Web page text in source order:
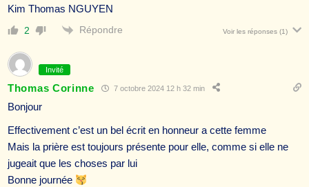
Kim Thomas NGUYEN
2 Répondre Voir les réponses (1)
Invité
Thomas Corinne 7 octobre 2024 12 h 32 min
Bonjour
Effectivement c’est un bel écrit en honneur a cette femme
Mais la prière est toujours présente pour elle, comme si elle ne
jugeait que les choses par lui
Bonne journée